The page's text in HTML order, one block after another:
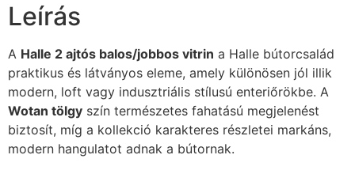
Leírás
A Halle 2 ajtós balos/jobbos vitrin a Halle bútorcsalád
praktikus és látványos eleme, amely különösen jól illik
modern, loft vagy indusztriális stílusú enteriőrökbe. A
Wotan tölgy szín természetes fahatású megjelenést
biztosít, míg a kollekció karakteres részletei markáns,
modern hangulatot adnak a bútornak.